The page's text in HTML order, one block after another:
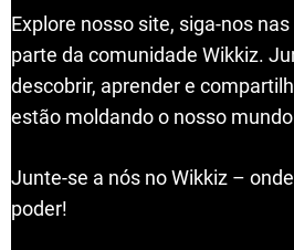
Explore nosso site, siga-nos
parte da comunidade Wikkiz.
descobrir, aprender e
estão moldando o nosso
Junte-se a nós no Wikkiz –
poder!